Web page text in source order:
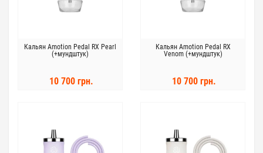
Кальян Amotion Pedal RX Pearl
(+мундштук)
10 700 грн.
Кальян Amotion Pedal RX
Venom (+мундштук)
10 700 грн.